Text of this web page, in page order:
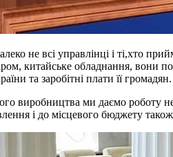
не всі управлінці і ті,хто
китайське обладнання, вони
та заробітні плати її громадян.
виробництва ми даємо роботу
і до місцевого бюджету